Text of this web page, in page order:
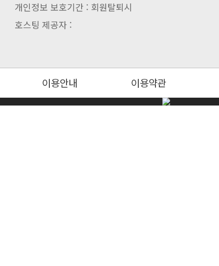
개인정보 보호기간 : 회원탈퇴시
호스팅 제공자 :
이용안내 이용약관